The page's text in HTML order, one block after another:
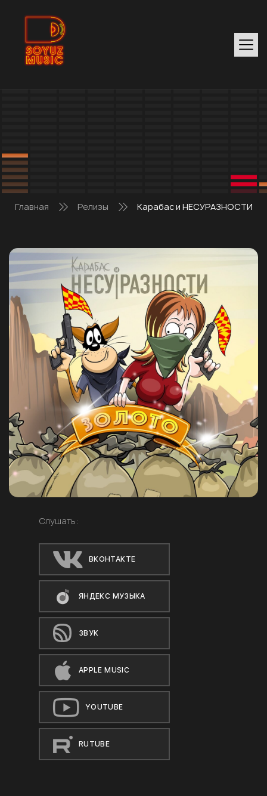
Главная Релизы Карабас и НЕСУРАЗНОСТИ
Слушать:
ВКОНТАКТЕ
ЯНДЕКС МУЗЫКА
ЗВУК
APPLE MUSIC
YOUTUBE
RUTUBE